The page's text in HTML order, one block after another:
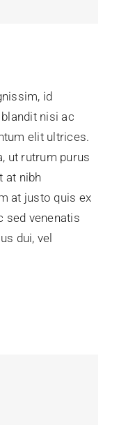
id
nisi ac
elit ultrices.
ut rutrum purus
at nibh
at justo quis ex
sed venenatis
dui, vel